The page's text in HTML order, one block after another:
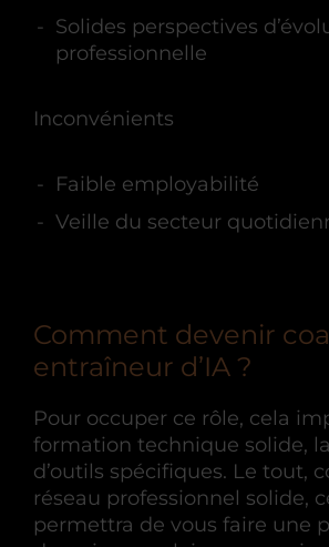
Solides perspectives
professionnelle
Inconvénients
Faible employabilité
Veille du secteur
Comment devenir
entraîneur d’IA ?
Pour occuper ce rôle, cela
formation technique solide,
d’outils spécifiques. Le tout,
réseau professionnel solide,
permettra de vous faire une